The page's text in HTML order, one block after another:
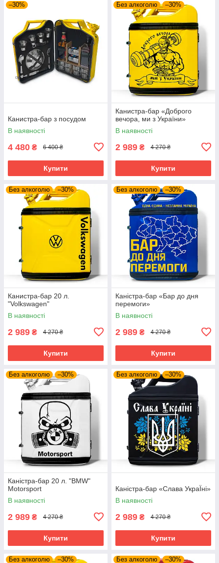
–30%
Канистра-бар з посудом
В наявності
4 480 ₴ 6 400 ₴
Купити
Без алкоголю –30%
Канистра-бар «Доброго
вечора, ми з України»
В наявності
2 989 ₴ 4 270 ₴
Купити
Без алкоголю –30%
Канистра-бар 20 л.
"Volkswagen"
В наявності
2 989 ₴ 4 270 ₴
Купити
Без алкоголю –30%
Каністра-бар «Бар до дня
перемоги»
В наявності
2 989 ₴ 4 270 ₴
Купити
Без алкоголю –30%
Каністра-бар 20 л. "BMW"
Motorsport
В наявності
2 989 ₴ 4 270 ₴
Купити
Без алкоголю –30%
Каністра-бар «Слава УкраЇні»
В наявності
2 989 ₴ 4 270 ₴
Купити
Без алкоголю –30% Без алкоголю –30%